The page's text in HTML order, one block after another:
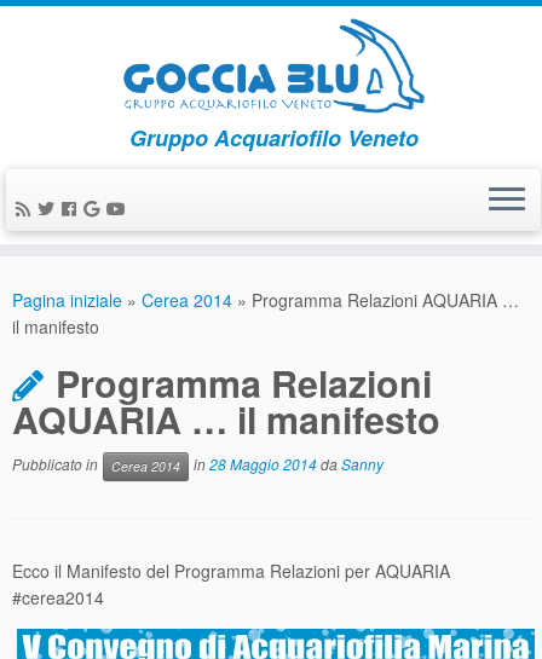
Gruppo Acquariofilo Veneto
Pagina iniziale » Cerea 2014 » Programma Relazioni AQUARIA …
il manifesto
Programma Relazioni
AQUARIA … il manifesto
Pubblicato in Cerea 2014 in28 Maggio 2014daSanny
Ecco il Manifesto del Programma Relazioni per AQUARIA
#cerea2014